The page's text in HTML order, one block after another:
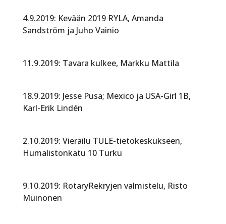
4.9.2019: Kevään 2019 RYLA, Amanda
Sandström ja Juho Vainio
11.9.2019: Tavara kulkee, Markku Mattila
18.9.2019: Jesse Pusa; Mexico ja USA-Girl 1B,
Karl-Erik Lindén
2.10.2019: Vierailu TULE-tietokeskukseen,
Humalistonkatu 10 Turku
9.10.2019: RotaryRekryjen valmistelu, Risto
Muinonen